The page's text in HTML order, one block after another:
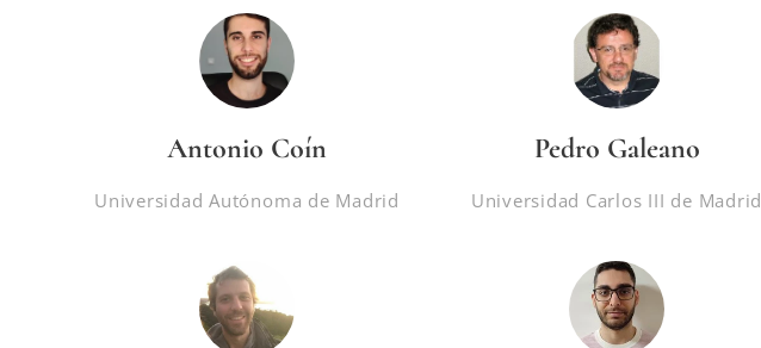
Antonio Coín
Universidad Autónoma de Madrid
Pedro Galeano
Universidad Carlos III de Madrid